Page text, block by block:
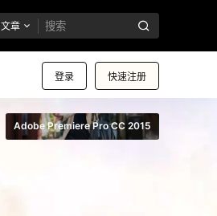
文章
登录 快速注册
Adobe Premiere Pro CC 2015